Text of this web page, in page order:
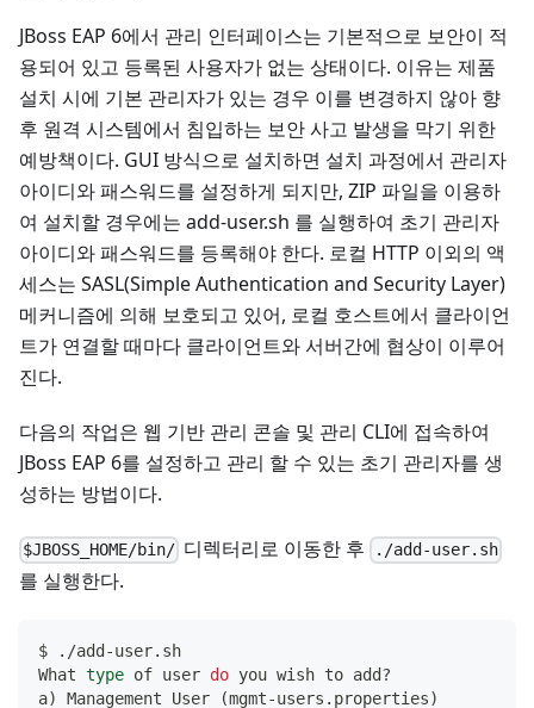
JBoss EAP 6에서 관리 인터페이스는 기본적으로 보안이 적
용되어 있고 등록된 사용자가 없는 상태이다. 이유는 제품
설치 시에 기본 관리자가 있는 경우 이를 변경하지 않아 향
후 원격 시스템에서 침입하는 보안 사고 발생을 막기 위한
예방책이다. GUI 방식으로 설치하면 설치 과정에서 관리자
아이디와 패스워드를 설정하게 되지만, ZIP 파일을 이용하
여 설치할 경우에는 add-user.sh 를 실행하여 초기 관리자
아이디와 패스워드를 등록해야 한다. 로컬 HTTP 이외의 액
세스는 SASL(Simple Authentication and Security Layer)
메커니즘에 의해 보호되고 있어, 로컬 호스트에서 클라이언
트가 연결할 때마다 클라이언트와 서버간에 협상이 이루어
진다.
다음의 작업은 웹 기반 관리 콘솔 및 관리 CLI에 접속하여
JBoss EAP 6를 설정하고 관리 할 수 있는 초기 관리자를 생
성하는 방법이다.
$JBOSS_HOME/bin/ 디렉터리로 이동한 후 ./add-user.sh
를 실행한다.
$ ./add-user.sh
What type of user do you wish to add?
a) Management User (mgmt-users.properties)